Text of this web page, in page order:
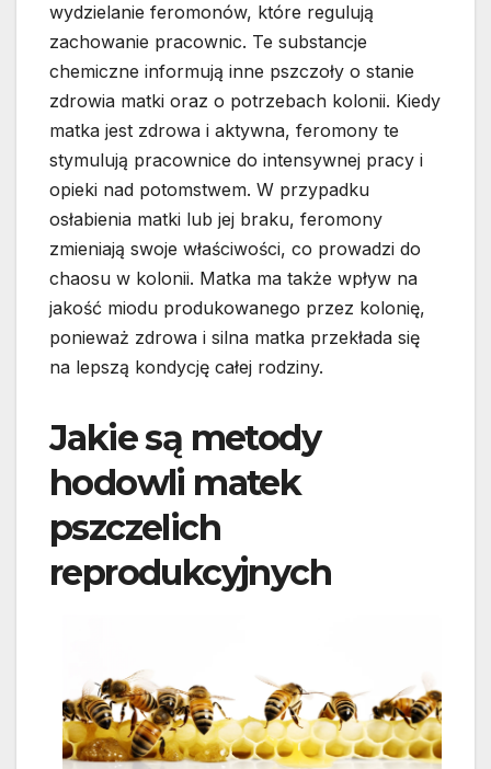
wydzielanie feromonów, które regulują
zachowanie pracownic. Te substancje
chemiczne informują inne pszczoły o stanie
zdrowia matki oraz o potrzebach kolonii. Kiedy
matka jest zdrowa i aktywna, feromony te
stymulują pracownice do intensywnej pracy i
opieki nad potomstwem. W przypadku
osłabienia matki lub jej braku, feromony
zmieniają swoje właściwości, co prowadzi do
chaosu w kolonii. Matka ma także wpływ na
jakość miodu produkowanego przez kolonię,
ponieważ zdrowa i silna matka przekłada się
na lepszą kondycję całej rodziny.
Jakie są metody
hodowli matek
pszczelich
reprodukcyjnych